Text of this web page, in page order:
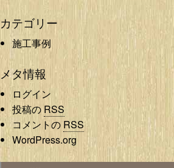
カテゴリー
施工事例
メタ情報
ログイン
投稿のRSS
コメントの RSS
WordPress.org